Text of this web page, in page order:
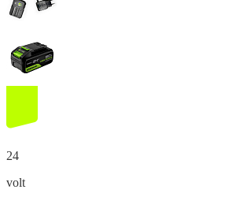
24
volt